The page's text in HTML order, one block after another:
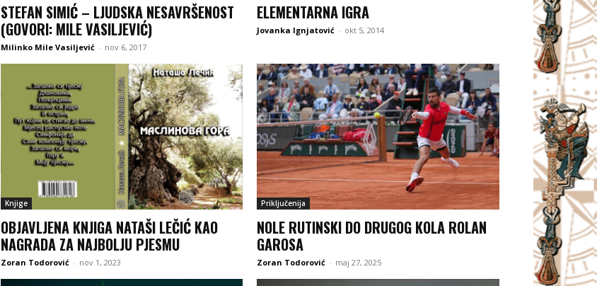
STEFAN SIMIĆ – LJUDSKA NESAVRŠENOST
(GOVORI: MILE VASILJEVIĆ)
Milinko Mile Vasiljević - nov 6, 2017
ELEMENTARNA IGRA
Jovanka Ignjatović - okt 5, 2014
Knjige
OBJAVLJENA KNJIGA NATAŠI LEČIĆ KAO
NAGRADA ZA NAJBOLJU PJESMU
Zoran Todorović - nov 1, 2023
Priključenija
NOLE RUTINSKI DO DRUGOG KOLA ROLAN
GAROSA
Zoran Todorović - maj 27, 2025